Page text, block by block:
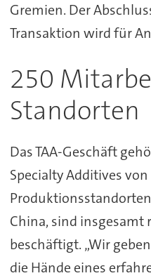
Gremien. Der
Transaktion wird für
250
Standorten
Das TAA-Geschäft
Specialty Additives
China, sind
beschäftigt. „Wir
die Hände eines